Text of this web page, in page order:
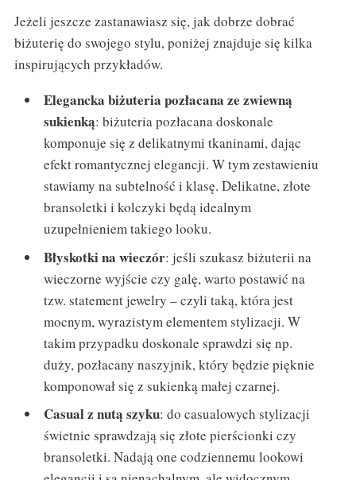
Jeżeli jeszcze zastanawiasz się, jak dobrze dobrać
biżuterię do swojego stylu, poniżej znajduje się kilka
inspirujących przykładów.
Elegancka biżuteria pozłacana ze zwiewną
sukienką: biżuteria pozłacana doskonale
komponuje się z delikatnymi tkaninami, dając
efekt romantycznej elegancji. W tym zestawieniu
stawiamy na subtelność i klasę. Delikatne, złote
bransoletki i kolczyki będą idealnym
uzupełnieniem takiego looku.
Błyskotki na wieczór: jeśli szukasz biżuterii na
wieczorne wyjście czy galę, warto postawić na
tzw. statement jewelry – czyli taką, która jest
mocnym, wyrazistym elementem stylizacji. W
takim przypadku doskonale sprawdzi się np.
duży, pozłacany naszyjnik, który będzie pięknie
komponował się z sukienką małej czarnej.
Casual z nutą szyku: do casualowych stylizacji
świetnie sprawdzają się złote pierścionki czy
bransoletki. Nadają one codziennemu lookowi